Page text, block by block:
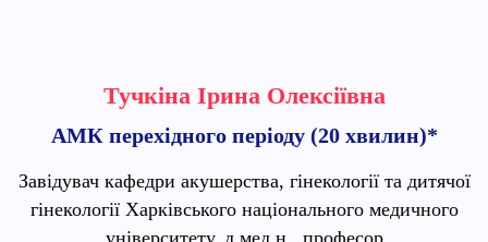
Тучкіна Ірина Олексіївна
АМК перехідного періоду (20 хвилин)*
Завідувач кафедри акушерства, гінекології та дитячої
гінекології Харківського національного медичного
університету, д.мед.н., професор